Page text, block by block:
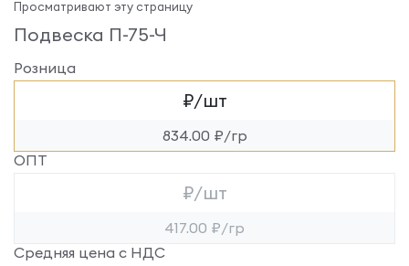
Просматривают эту страницу
Подвеска П-75-Ч
Розница
₽/шт
834.00 ₽/гр
ОПТ
₽/шт
417.00 ₽/гр
Средняя цена с НДС